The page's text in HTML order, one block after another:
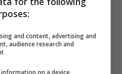
la coccola fashion
and content, advertising and
audience research and
on a device